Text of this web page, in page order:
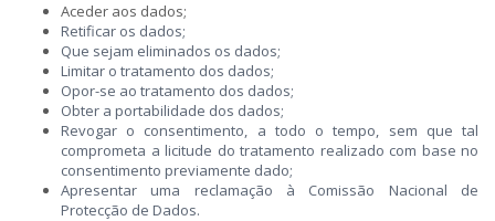
​Aceder aos dados;
Retificar os dados;
Que sejam eliminados os dados;
Limitar o tratamento dos dados;
Opor-se ao tratamento dos dados;
Obter a portabilidade dos dados;
Revogar o consentimento, a todo o tempo, sem que tal
comprometa a licitude do tratamento realizado com base no
consentimento previamente dado;
Apresentar uma reclamação à Comissão Nacional de
Protecção de Dados.